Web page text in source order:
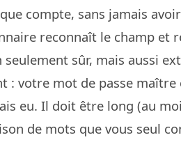
compte, sans jamais
reconnaît le champ et
seulement sûr, mais aussi
: votre mot de passe
eu. Il doit être long (au
de mots que vous seul